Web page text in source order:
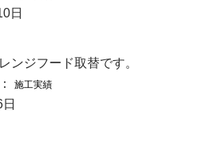
日
ンジフード取替です。
施工実績